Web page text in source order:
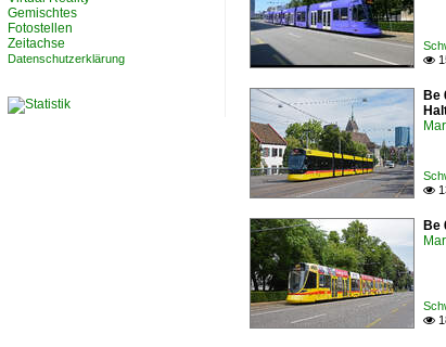

Be

Be

Gemischtes
Fotostellen
Zeitachse
Datenschutzerklärung